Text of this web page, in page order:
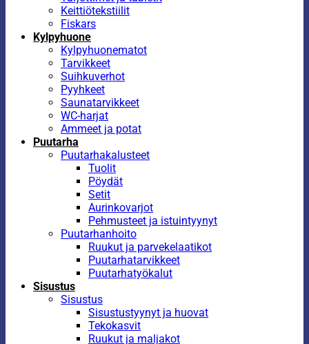
Keittiötekstiilit
Fiskars
Kylpyhuone
Kylpyhuonematot
Tarvikkeet
Suihkuverhot
Pyyhkeet
Saunatarvikkeet
WC-harjat
Ammeet ja potat
Puutarha
Puutarhakalusteet
Tuolit
Pöydät
Setit
Aurinkovarjot
Pehmusteet ja istuintyynyt
Puutarhanhoito
Ruukut ja parvekelaatikot
Puutarhatarvikkeet
Puutarhatyökalut
Sisustus
Sisustus
Sisustustyynyt ja huovat
Tekokasvit
Ruukut ja maljakot